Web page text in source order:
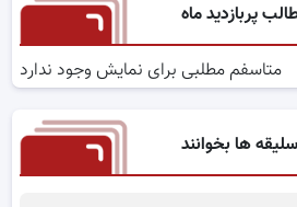
پربازدید ماه
متاسفم مطلبی برای نمایش وجود ندارد
ها بخوانند